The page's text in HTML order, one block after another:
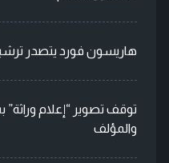
هاريسون فورد يتصدر
توقف تصوير “إعلام
والمؤلف